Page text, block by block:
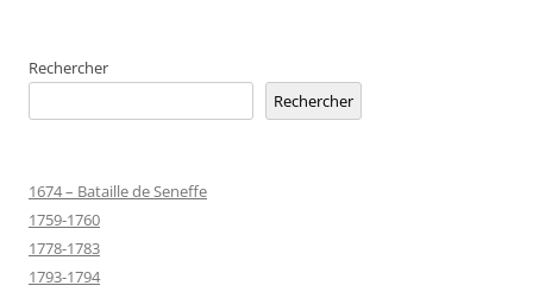
Rechercher
Rechercher
1674 – Bataille de Seneffe
1759-1760
1778-1783
1793-1794